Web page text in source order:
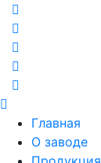
Главная
О заводе